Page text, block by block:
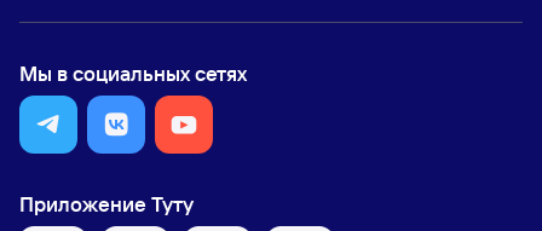
Мы в социальных сетях
Приложение Туту